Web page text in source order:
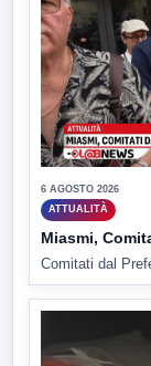
6 AGOSTO 2026
ATTUALITÀ
Miasmi,
Comitati dal